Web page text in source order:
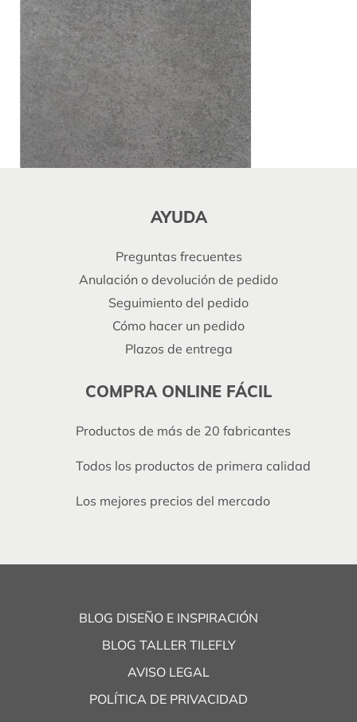
AYUDA
Preguntas frecuentes
Anulación o devolución de pedido
Seguimiento del pedido
Cómo hacer un pedido
Plazos de entrega
COMPRA ONLINE FÁCIL
Productos de más de 20 fabricantes
Todos los productos de primera calidad
Los mejores precios del mercado
BLOG DISEÑO E INSPIRACIÓN
BLOG TALLER TILEFLY
AVISO LEGAL
POLÍTICA DE PRIVACIDAD